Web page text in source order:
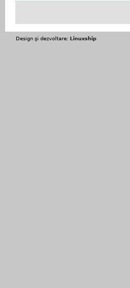
Design şi dezvoltare: Linuxship